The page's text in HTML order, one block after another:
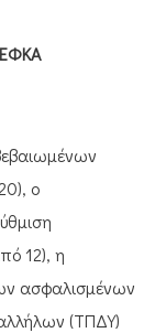
ο
12), η
ασφαλισμένων
(ΤΠΔΥ)